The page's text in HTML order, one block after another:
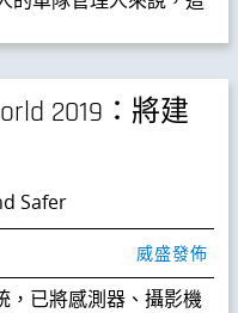
2019：將建
威盛發佈
，已將感測器、攝影機